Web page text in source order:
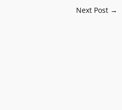
Next Post →